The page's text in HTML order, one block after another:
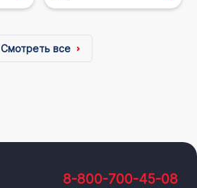
Смотреть все
8-800-700-45-08